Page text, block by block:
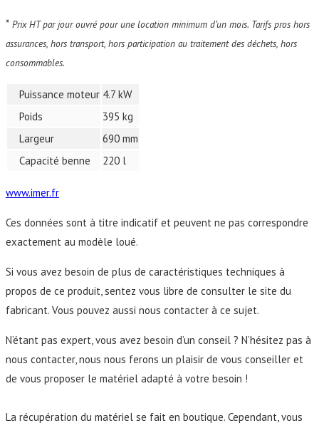
* Prix HT par jour ouvré pour une location minimum d’un mois. Tarifs pros hors
assurances, hors transport, hors participation au traitement des déchets, hors
consommables.
Puissance moteur 4.7 kW
Poids
395 kg
Largeur
690 mm
Capacité benne
220 l
www.imer.fr
Ces données sont à titre indicatif et peuvent ne pas correspondre
exactement au modèle loué.
Si vous avez besoin de plus de caractéristiques techniques à
propos de ce produit, sentez vous libre de consulter le site du
fabricant. Vous pouvez aussi nous contacter à ce sujet.
N’étant pas expert, vous avez besoin d’un conseil ? N’hésitez pas à
nous contacter, nous nous ferons un plaisir de vous conseiller et
de vous proposer le matériel adapté à votre besoin !
La récupération du matériel se fait en boutique. Cependant, vous